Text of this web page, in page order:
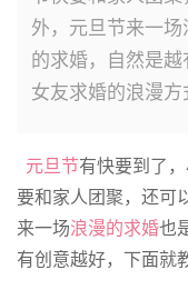
外，元旦节来一
的求婚，自然是
女友求婚的浪漫方
元旦节有快要到了
要和家人团聚，还可
来一场浪漫的求婚也
有创意越好，下面就